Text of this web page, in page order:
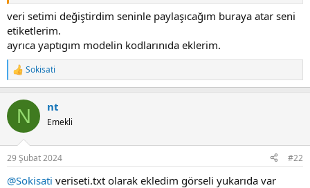
veri setimi değiştirdim seninle paylaşıcağım buraya atar seni
etiketlerim.
ayrıca yaptıgım modelin kodlarınıda eklerim.
R
e
c
i
s
Sokisati
N nt
Emekli
29 Şubat 2024 #22
@Sokisati veriseti.txt olarak ekledim görseli yukarıda var